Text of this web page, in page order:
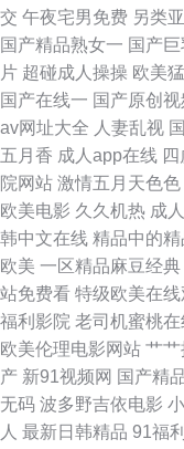
白浆高清久久 伊人久久
啪啪啪麻豆 午夜私人 91
看 东方av影库在线 国产
阿v免费观看在线 无码92
在线 91视频青青 www俺
97大香蕉在线直播 91在
产少妇在线 91嫩草嫩草蜜
A片成人午夜剧场 福利视
交 午夜宅男免费 另类
国产精品熟女一 国产
片 超碰成人操操 欧美
国产在线一 国产原创
av网址大全 人妻乱视
五月香 成人app在线
院网站 激情五月天色色
欧美电影 久久机热 成
韩中文在线 精品中的精
欧美 一区精品麻豆经典
站免费看 特级欧美在
福利影院 老司机蜜桃在
欧美伦理电影网站 艹艹
产 新91视频网 国产精
无码 波多野吉依电影
人 最新日韩精品 91福